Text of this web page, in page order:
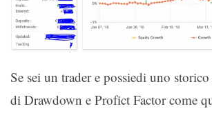
Se sei un trader e possiedi uno
di Drawdown e Profict Factor come